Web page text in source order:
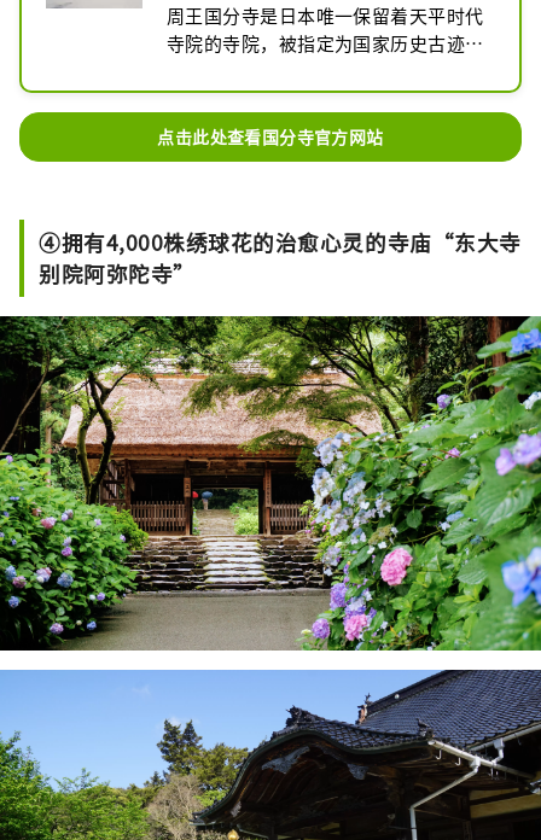
周王国分寺是日本唯一保留着天平时代
寺院的寺院，被指定为国家历史古迹
重要文化财产近藤寺等 100 多座寺庙。
药师如来、日光、月光菩萨坐像，四大
天王立像，现存佛像、绘画200幅、文
点击此处查看国分寺官方网站
④拥有4,000株绣球花的治愈心灵的寺庙“东大寺
别院阿弥陀寺”